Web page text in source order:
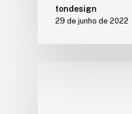
tondesign
29 de junho de 2022